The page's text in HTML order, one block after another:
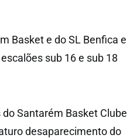
Basket e do SL Benfica e
sub 16 e sub 18
Santarém Basket Clube
desaparecimento do